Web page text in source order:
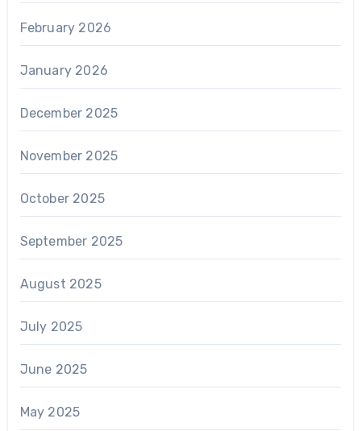
February 2026
January 2026
December 2025
November 2025
October 2025
September 2025
August 2025
July 2025
June 2025
May 2025